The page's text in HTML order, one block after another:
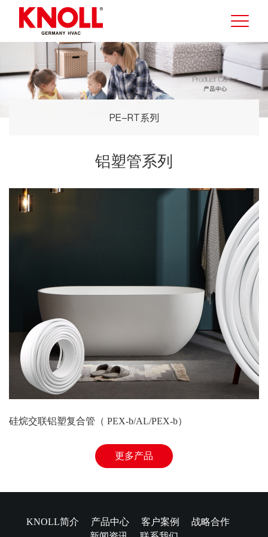
PE-RT系列
铝塑管系列
硅烷交联铝塑复合管（ PEX-b/AL/PEX-b）
更多产品
KNOLL简介 产品中心 客户案例
战略合作